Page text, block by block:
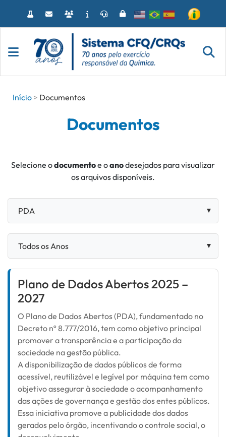
o
Início
Documentos
Documentos
Selecione odocumentoe oanodesejados para visualizar
os arquivos disponíveis.
Plano de Dados Abertos 2025 –
2027
O Plano de Dados Abertos (PDA), fundamentado no
Decreto nº 8.777/2016, tem como objetivo principal
promover a transparência e a participação da
sociedade na gestão pública.
A disponibilização de dados públicos de forma
acessível, reutilizável e legível por máquina tem como
objetivo assegurar à sociedade o acompanhamento
das ações de governança e gestão dos entes públicos.
Essa iniciativa promove a publicidade dos dados
gerados pelo órgão, incentivando o controle social, o